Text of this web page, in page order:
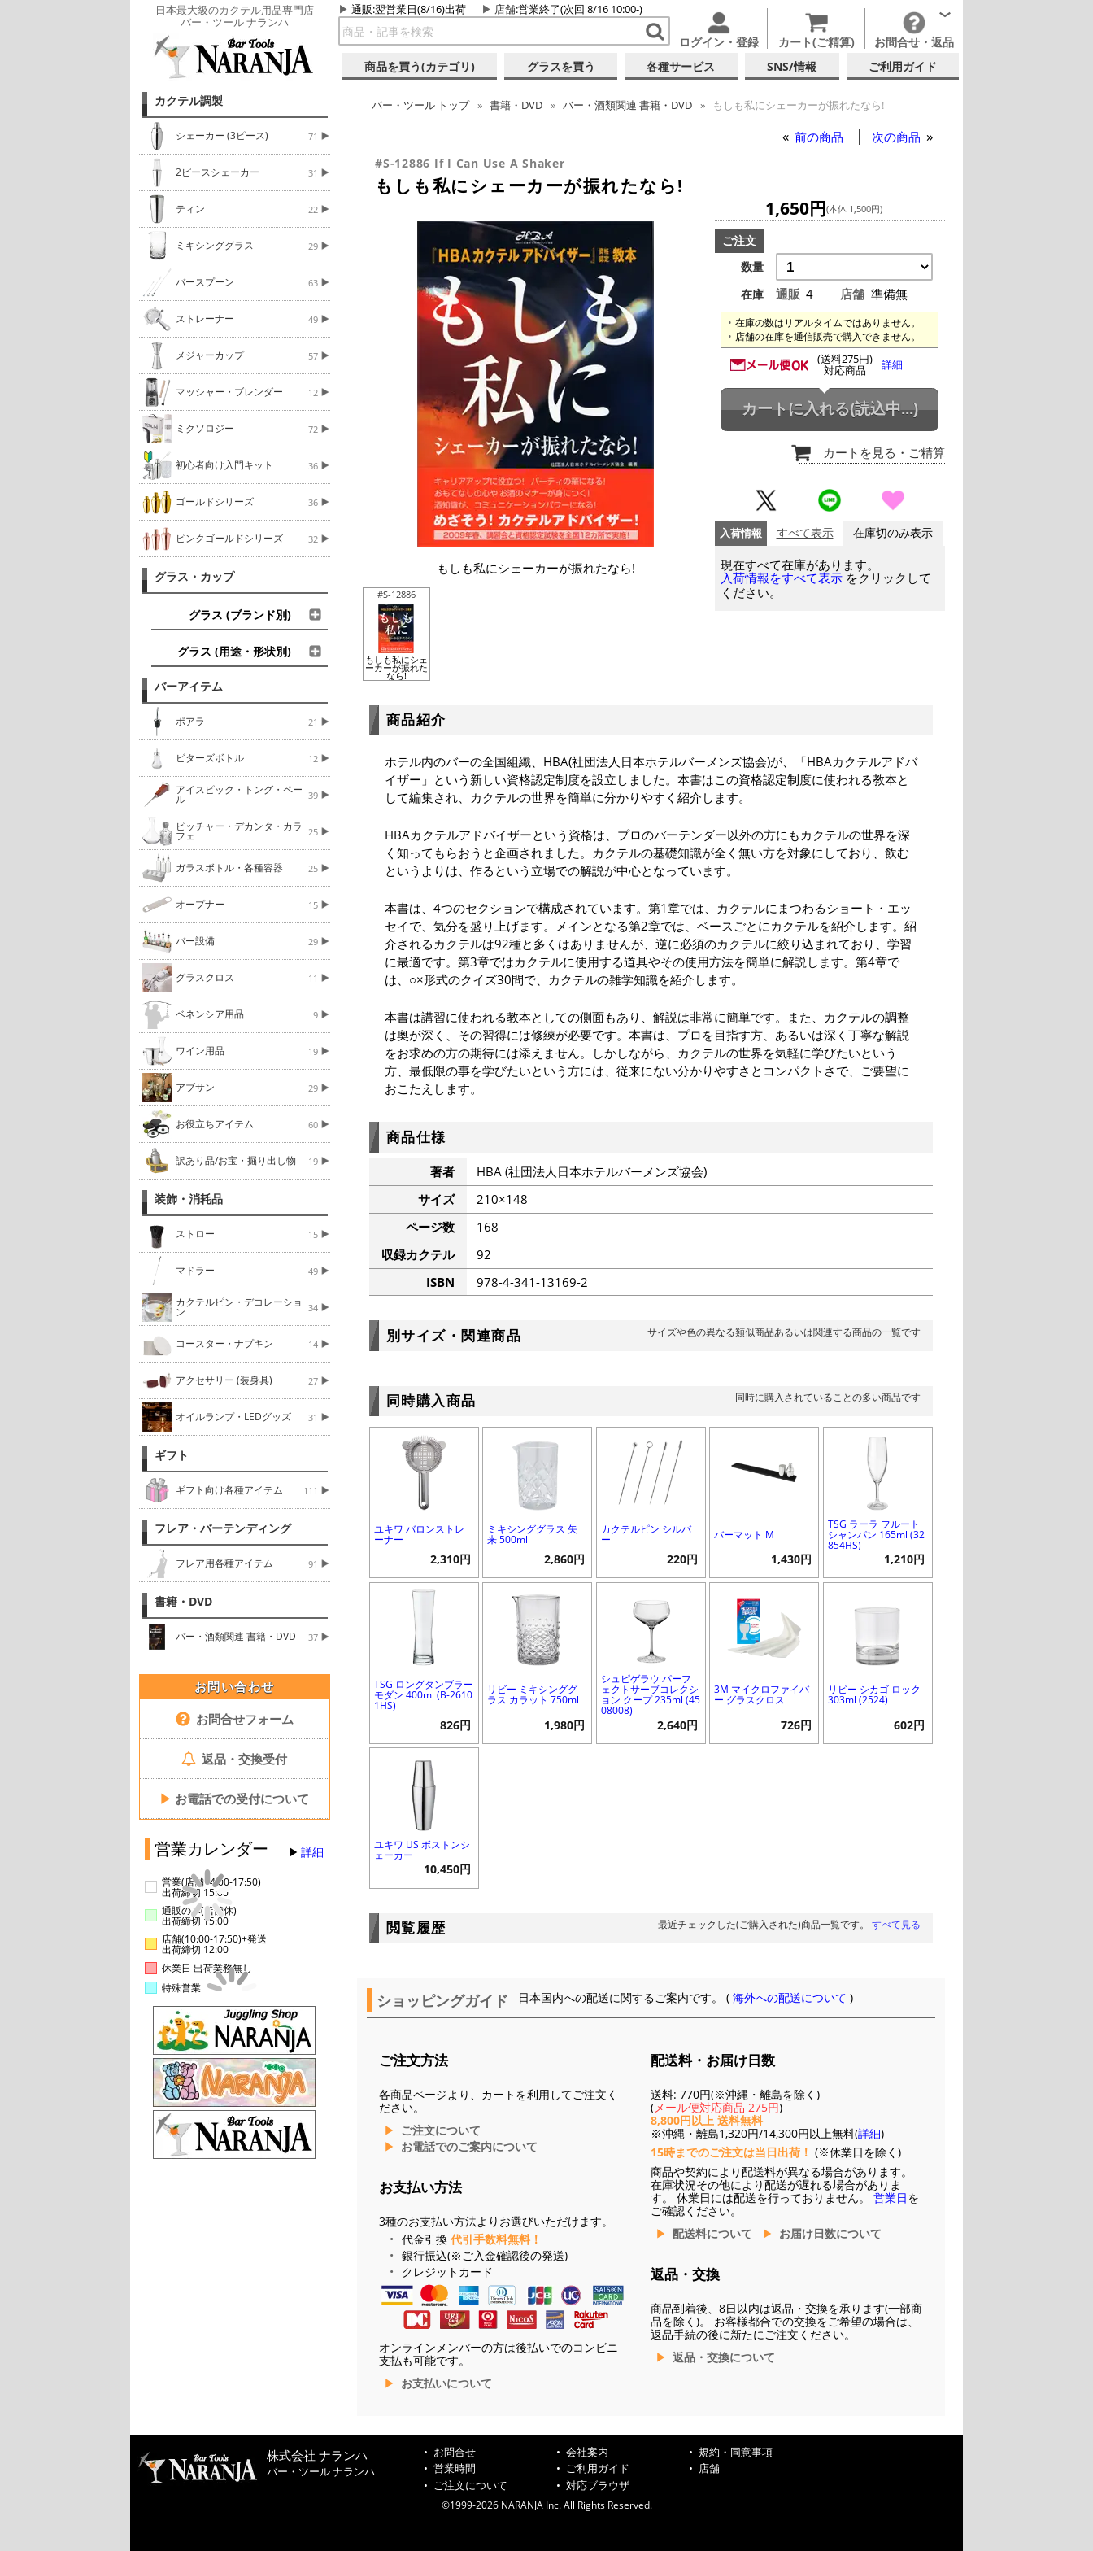
日本最大級のカクテル用品専門店
バー・ツール ナランハ
通販:翌営業日(8/16)出荷 店舗:営業終了(次回 8/16 10:00-)
ログイン・登録 カート(ご精算) お問合せ・返品
商品を買う(カテゴリ) グラスを買う 各種サービス SNS/情報 ご利用ガイド
カクテル調製
シェーカー (3ピース) 71
2ピースシェーカー 31
ティン 22
ミキシンググラス 29
バースプーン 63
ストレーナー 49
メジャーカップ 57
マッシャー・ブレンダー 12
ミクソロジー 72
初心者向け入門キット 36
ゴールドシリーズ 36
ピンクゴールドシリーズ 32
グラス・カップ
グラス (ブランド別)
グラス (用途・形状別)
バーアイテム
ポアラ 21
ビターズボトル 12
アイスピック・トング・ペー
ル 39
ピッチャー・デカンタ・カラ
フェ 25
ガラスボトル・各種容器 25
オープナー 15
バー設備 29
グラスクロス 11
ベネンシア用品 9
ワイン用品 19
アブサン 29
お役立ちアイテム 60
訳あり品/お宝・掘り出し物 19
装飾・消耗品
ストロー 15
マドラー 49
カクテルピン・デコレーショ
ン 34
コースター・ナプキン 14
アクセサリー (装身具) 27
オイルランプ・LEDグッズ 31
ギフト
ギフト向け各種アイテム 111
フレア・バーテンディング
フレア用各種アイテム 91
書籍・DVD
バー・酒類関連 書籍・DVD 37
お問い合わせ
お問合せフォーム
返品・交換受付
▶ お電話での受付について
営業カレンダー 詳細
営業(店舗14:00-17:50)
出荷締切 15:00
通販のみ(店舗休)
出荷締切 15:00
店舗(10:00-17:50)+発送
出荷締切 12:00
休業日 出荷業務無し
特殊営業
バー・ツール トップ 書籍・DVD バー・酒類関連 書籍・DVD もしも私にシェーカーが振れたなら!
前の商品 次の商品
#S-12886 If I Can Use A Shaker
もしも私にシェーカーが振れたなら!
もしも私にシェーカーが振れたなら!
#S-12886
もしも私にシェ
ーカーが振れた
なら!
1,650円(本体 1,500円)
ご注文
数量
在庫
通販 4 店舗 準備無
在庫の数はリアルタイムではありません。
店舗の在庫を通信販売で購入できません。
(送料275円)
対応商品 詳細
カートに入れる(読込中...)
カートを見る ・ご精算
入荷情報 すべて表示 在庫切のみ表示
現在すべて在庫があります。
入荷情報をすべて表示 をクリックして
ください。
商品紹介
ホテル内のバーの全国組織、HBA(社団法人日本ホテルバーメンズ協会)が、「HBAカクテルアドバ
イザー」という新しい資格認定制度を設立しました。本書はこの資格認定制度に使われる教本と
して編集され、カクテルの世界を簡単に分かりやすく紹介します。
HBAカクテルアドバイザーという資格は、プロのバーテンダー以外の方にもカクテルの世界を深
く知ってもらおうと企画されました。カクテルの基礎知識が全く無い方を対象にしており、飲む
というよりは、作るという立場での解説が中心となっています。
本書は、4つのセクションで構成されています。第1章では、カクテルにまつわるショート・エッ
セイで、気分を盛り上げます。メインとなる第2章では、ベースごとにカクテルを紹介します。紹
介されるカクテルは92種と多くはありませんが、逆に必須のカクテルに絞り込まれており、学習
に最適です。第3章ではカクテルに使用する道具やその使用方法を簡単に解説します。第4章で
は、○×形式のクイズ30問で、カクテルの雑学知識を紹介します。
本書は講習に使われる教本としての側面もあり、解説は非常に簡単です。また、カクテルの調整
は奥が深く、その習得には修練が必要です。本書は、プロを目指す方、あるいは深く丁寧な解説
をお求めの方の期待には添えません。しかしながら、カクテルの世界を気軽に学びたいという
方、最低限の事を学びたいという方には、従来にない分かりやすさとコンパクトさで、ご要望に
おこたえします。
商品仕様
著者
HBA (社団法人日本ホテルバーメンズ協会)
サイズ
210×148
ページ数
168
収録カクテル
92
ISBN
978-4-341-13169-2
別サイズ・関連商品 サイズや色の異なる類似商品あるいは関連する商品の一覧です
同時購入商品 同時に購入されていることの多い商品です
ユキワ バロンストレ
ーナー
2,310円
ミキシンググラス 矢
来 500ml
2,860円
カクテルピン シルバ
ー
220円
バーマット M
1,430円
TSG ラーラ フルート
シャンパン 165ml (32
854HS)
1,210円
TSG ロングタンブラー
モダン 400ml (B-2610
1HS)
826円
リビー ミキシンググ
ラス カラット 750ml
1,980円
シュピゲラウ パーフ
ェクトサーブコレクシ
ョン クープ 235ml (45
08008)
2,640円
3M マイクロファイバ
ー グラスクロス
726円
リビー シカゴ ロック
303ml (2524)
602円
ユキワ US ボストンシ
ェーカー
10,450円
閲覧履歴 最近チェックした(ご購入された)商品一覧です。 すべて見る
ショッピングガイド 日本国内への配送に関するご案内です。 (海外への配送について )
ご注文方法
各商品ページより、カートを利用してご注文く
ださい。
ご注文について
お電話でのご案内について
お支払い方法
3種のお支払い方法よりお選びいただけます。
代金引換 代引手数料無料！
銀行振込(※ご入金確認後の発送)
クレジットカード
オンラインメンバーの方は後払いでのコンビニ
支払も可能です。
お支払いについて
配送料・お届け日数
送料: 770円(※沖縄・離島を除く)
( メール便対応商品 275円)
8,800円以上 送料無料
※沖縄・離島1,320円/14,300円以上無料(詳細)
15時までのご注文は当日出荷！ (※休業日を除く)
商品や契約により配送料が異なる場合があります。
在庫状況その他により配送が遅れる場合がありま
す。 休業日には配送を行っておりません。 営業日を
ご確認ください。
配送料について
お届け日数について
返品・交換
商品到着後、8日以内は返品・交換を承ります(一部商
品を除く)。 お客様都合での交換をご希望の場合は、
返品手続の後に新たにご注文ください。
返品・交換について
株式会社 ナランハ
バー・ツール ナランハ
お問合せ 会社案内
規約・同意事項
営業時間
ご利用ガイド
店舗
ご注文について
対応ブラウザ
©1999-2026 NARANJA Inc. All Rights Reserved.